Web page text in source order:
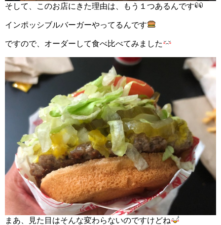
そして、このお店にきた理由は、もう１つあるんです
インポッシブルバーガーやってるんです
ですので、オーダーして食べ比べてみました
まあ、見た目はそんな変わらないのですけどね